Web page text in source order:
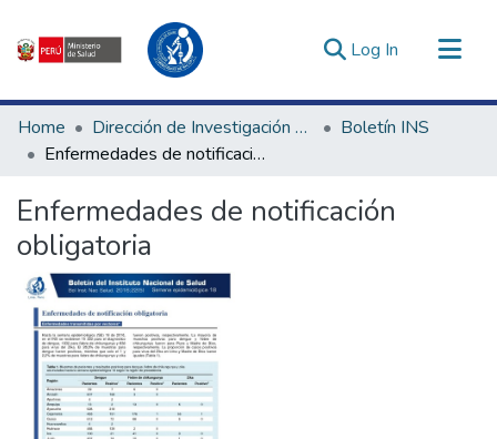
Log In (current)
Communities & Collections
All of DSpace
Estadísticas Externas
Enlaces de interés ▾
Home Dirección de Investigación e Innovación en Salud
Boletín INS
Enfermedades de notificación obligatoria
Enfermedades de notificación
obligatoria